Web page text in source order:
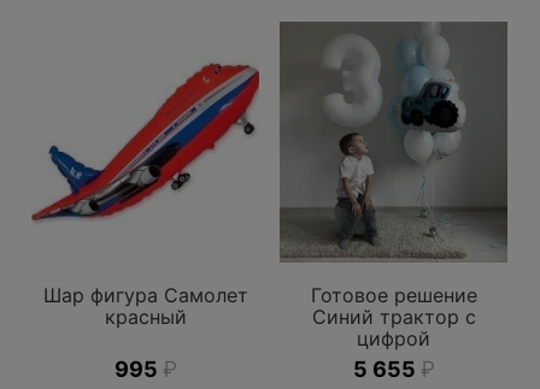
Шар фигура Самолет
красный
995 ₽
Готовое решение
Синий трактор с
цифрой
5 655 ₽